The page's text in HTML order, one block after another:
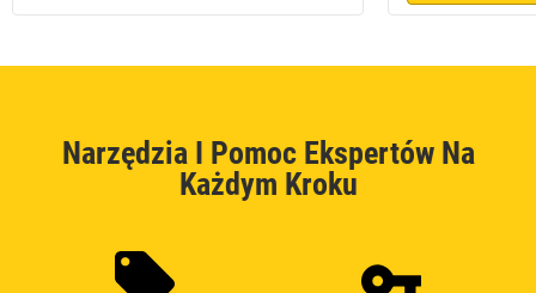
Narzędzia I Pomoc Ekspertów Na
Każdym Kroku